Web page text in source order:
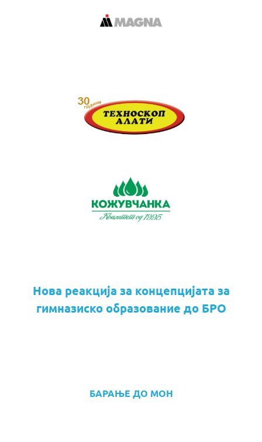
Нова реакција за концепцијата за
гимназиско образование до БРО
БАРАЊЕ ДО МОН